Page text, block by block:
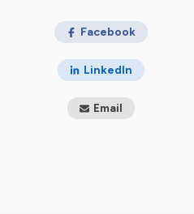
Facebook
LinkedIn
Email